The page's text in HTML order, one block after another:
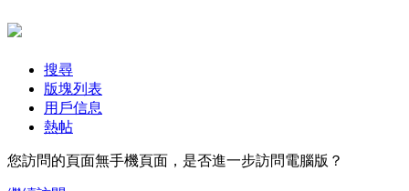
搜尋
版塊列表
用戶信息
熱帖
您訪問的頁面無手機頁面，是否進一步訪問電腦版？